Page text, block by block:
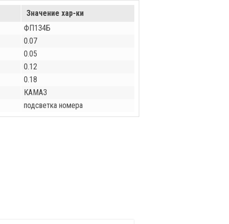
Значение хар-ки
ФП134Б
0.07
0.05
0.12
0.18
КАМАЗ
подсветка номера